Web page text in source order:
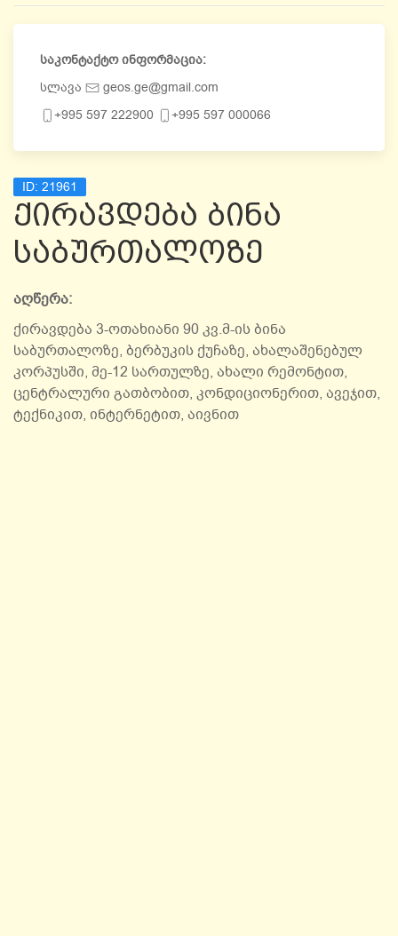
საკონტაქტო ინფორმაცია:
სლავა
geos.ge@gmail.com
+995 597 222900
+995 597 000066
ID: 21961
ქირავდება ბინა
საბურთალოზე
აღწერა:
ქირავდება 3-ოთახიანი 90 კვ.მ-ის ბინა
საბურთალოზე, ბერბუკის ქუჩაზე, ახალაშენებულ
კორპუსში, მე-12 სართულზე, ახალი რემონტით,
ცენტრალური გათბობით, კონდიციონერით, ავეჯით,
ტექნიკით, ინტერნეტით, აივნით